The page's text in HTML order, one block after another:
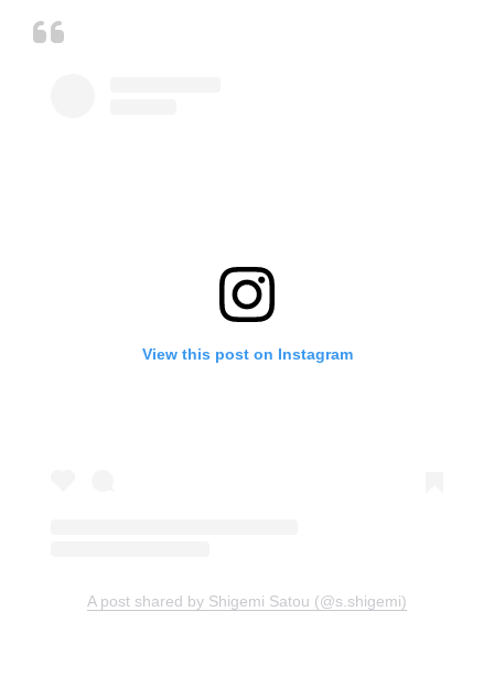
View this post on Instagram
A post shared by Shigemi Satou (@s.shigemi)